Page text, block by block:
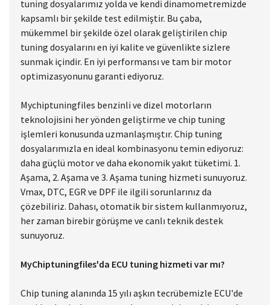
veya sürüş stili aynı değildir. Yani güç kaynağınızın
özellikleri her zaman kendine has ve benzersizdir. Chip
tuning dosyalarımız yolda ve kendi dinamometremizde
kapsamlı bir şekilde test edilmiştir. Bu çaba,
mükemmel bir şekilde özel olarak geliştirilen chip
tuning dosyalarını en iyi kalite ve güvenlikte sizlere
optimizasyonunu garanti ediyoruz.
Mychiptuningfiles benzinli ve dizel motorların
teknolojisini her yönden geliştirme ve chip tuning
işlemleri konusunda uzmanlaşmıştır. Chip tuning
dosyalarımızla en ideal kombinasyonu temin ediyoruz:
daha güçlü motor ve daha ekonomik yakıt tüketimi. 1.
Aşama, 2. Aşama ve 3. Aşama tuning hizmeti sunuyoruz.
Vmax, DTC, EGR ve DPF ile ilgili sorunlarınız da
çözebiliriz. Dahası, otomatik bir sistem kullanmıyoruz,
sunuyoruz.
MyChiptuningfiles'da ECU tuning hizmeti var mı?